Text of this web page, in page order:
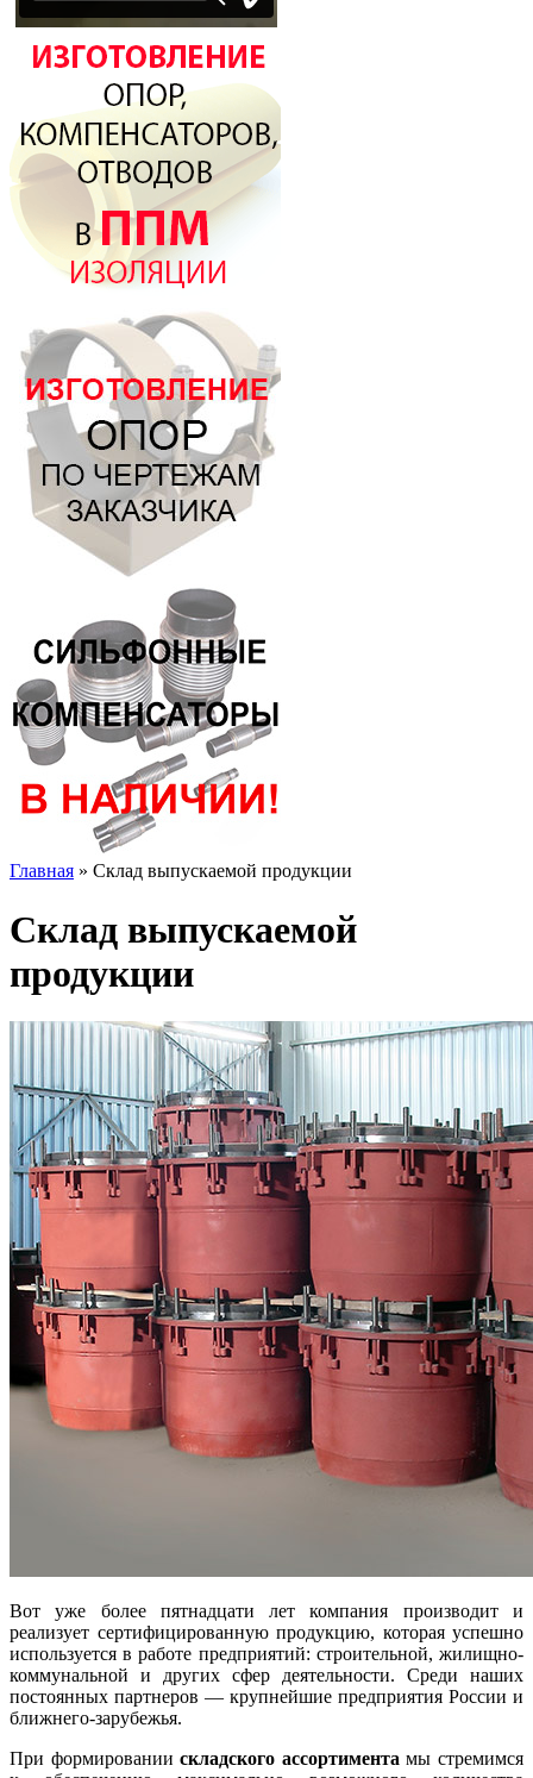
Главная » Склад выпускаемой продукции
Склад выпускаемой
продукции
Вот уже более пятнадцати лет компания производит и
реализует сертифицированную продукцию, которая успешно
используется в работе предприятий: строительной, жилищно-
коммунальной и других сфер деятельности. Среди наших
постоянных партнеров — крупнейшие предприятия России и
ближнего-зарубежья.
При формированиискладского ассортимента мы стремимся